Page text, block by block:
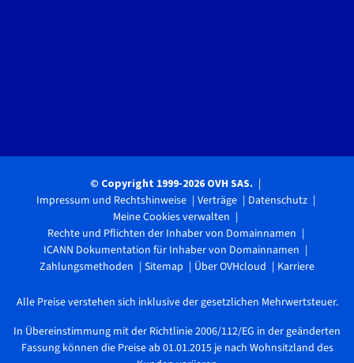
© Copyright 1999-2026 OVH SAS.
Impressum und Rechtshinweise Verträge
Datenschutz
Meine Cookies verwalten
Rechte und Pflichten der Inhaber von Domainnamen
ICANN Dokumentation für Inhaber von Domainnamen
Zahlungsmethoden
Sitemap Über OVHcloud Karriere
Alle Preise verstehen sich inklusive der gesetzlichen Mehrwertsteuer.
In Übereinstimmung mit der Richtlinie 2006/112/EG in der geänderten
Fassung können die Preise ab 01.01.2015 je nach Wohnsitzland des